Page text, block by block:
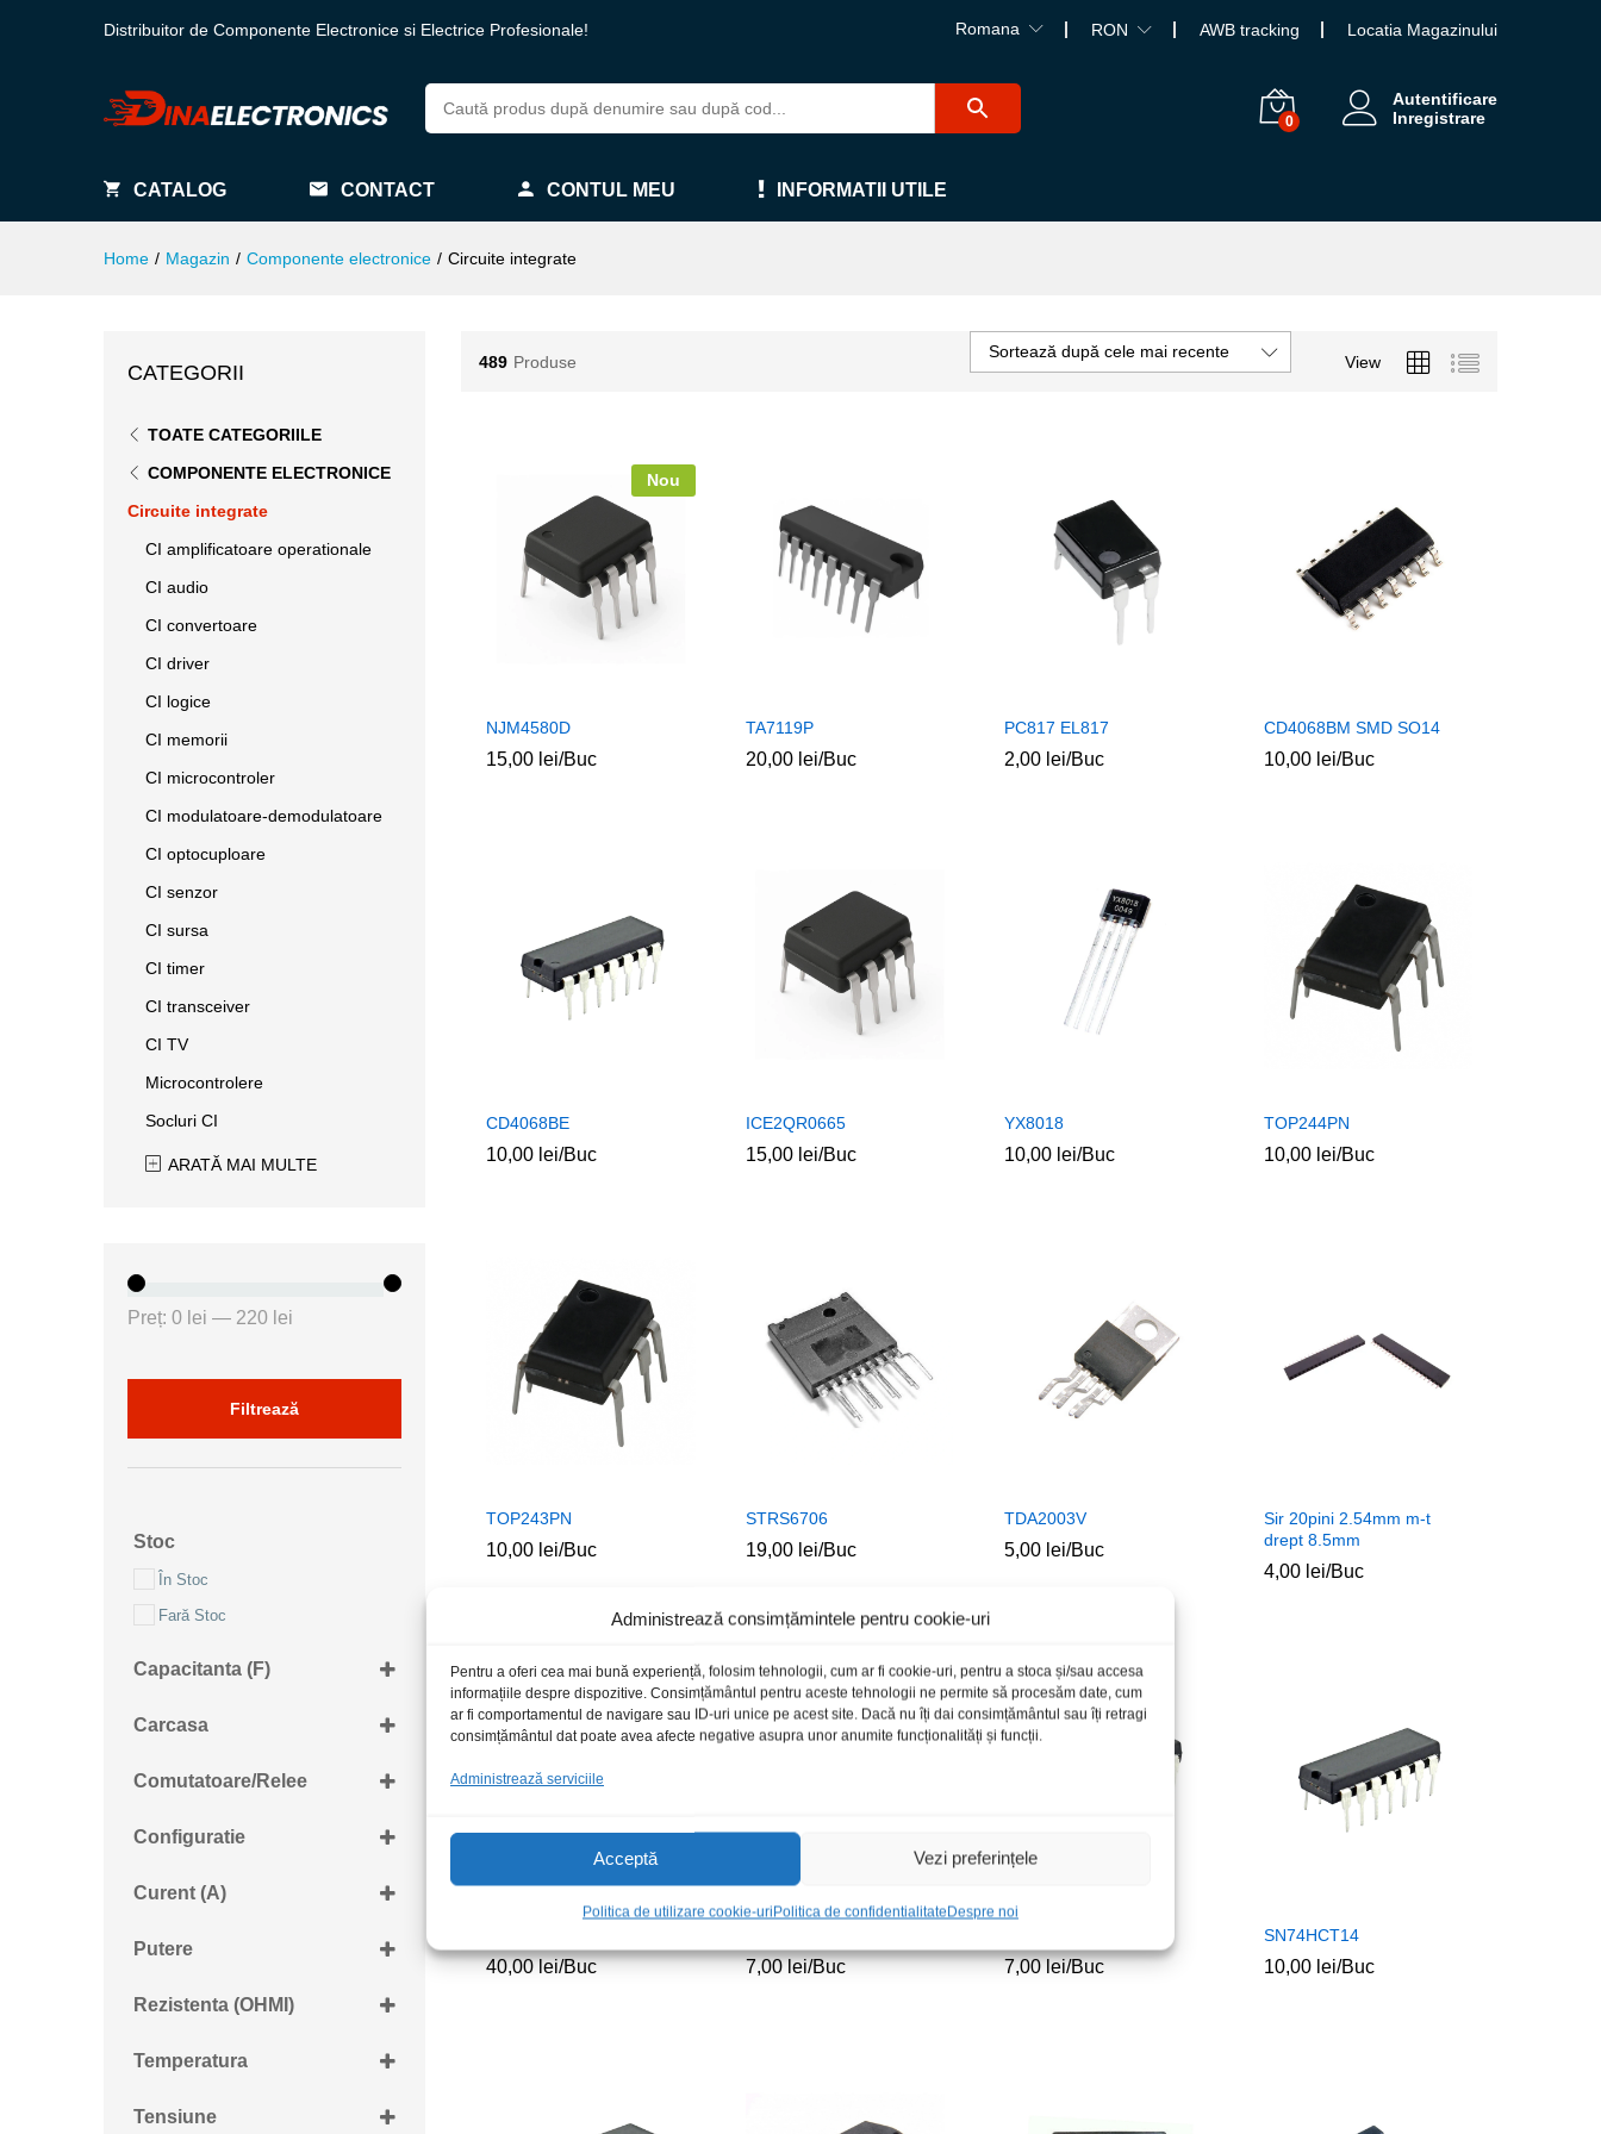
Administrează consimțămintele pentru cookie-uri
Pentru a oferi cea mai bună experiență, folosim tehnologii, cum ar fi cookie-uri, pentru a stoca și/sau accesa
informațiile despre dispozitive. Consimțământul pentru aceste tehnologii ne permite să procesăm date, cum
ar fi comportamentul de navigare sau ID-uri unice pe acest site. Dacă nu îți dai consimțământul sau îți retragi
consimțământul dat poate avea afecte negative asupra unor anumite funcționalități și funcții.
Administrează serviciile
Acceptă Vezi preferințele
Politica de utilizare cookie-uriPolitica de confidentialitateDespre noi
Distribuitor de Componente Electronice si Electrice Profesionale! Romana RON AWB tracking Locatia Magazinului
0
Autentificare
Inregistrare
CATALOG CONTACT CONTUL MEU INFORMATII UTILE
Home / Magazin / Componente electronice / Circuite integrate
489 Produse View
Sortează după cele mai recente
Nou
NJM4580D
15,00 lei/Buc
15,00 lei
TA7119P
20,00 lei/Buc
20,00 lei
PC817 EL817
2,00 lei/Buc
2,00 lei
CD4068BM SMD SO14
10,00 lei/Buc
10,00 lei
CD4068BE
10,00 lei/Buc
10,00 lei
ICE2QR0665
15,00 lei/Buc
15,00 lei
YX8018
10,00 lei/Buc
10,00 lei
TOP244PN
10,00 lei/Buc
10,00 lei
TOP243PN
10,00 lei/Buc
10,00 lei
STRS6706
19,00 lei/Buc
19,00 lei
TDA2003V
5,00 lei/Buc
5,00 lei
Sir 20pini 2.54mm m-t
drept 8.5mm
4,00 lei/Buc
4,00 lei
40,00lei/Buc
40,00lei 7,00lei/Buc
7,00lei 7,00lei/Buc
7,00lei
SN74HCT14
10,00 lei/Buc
10,00 lei
CATEGORII
TOATE CATEGORIILE
COMPONENTE ELECTRONICE
Circuite integrate
CI amplificatoare operationale
CI audio
CI convertoare
CI driver
CI logice
CI memorii
CI microcontroler
CI modulatoare-demodulatoare
CI optocuploare
CI senzor
CI sursa
CI timer
CI transceiver
CI TV
Microcontrolere
Socluri CI
ARATĂ MAI MULTE
Filtrează
Preț: 0 lei — 220 lei
Stoc
În Stoc
Fară Stoc
Capacitanta (F)
Carcasa
QFP-48
Comutatoare/Relee
Configuratie
4canale
Curent (A)
1A
210mA
250mA
Putere
12W
Rezistenta (OHMI)
Temperatura
Tensiune